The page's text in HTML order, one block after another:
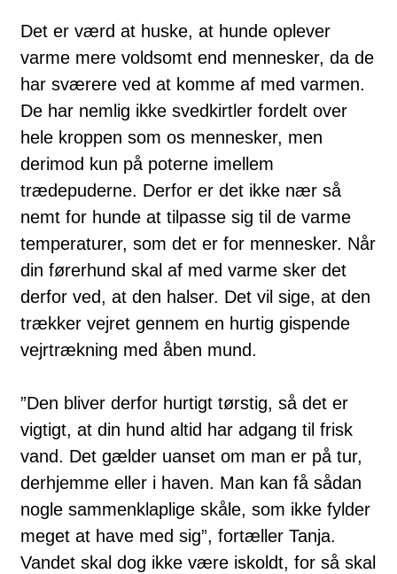
Det er værd at huske, at hunde oplever
varme mere voldsomt end mennesker, da de
har sværere ved at komme af med varmen.
De har nemlig ikke svedkirtler fordelt over
hele kroppen som os mennesker, men
derimod kun på poterne imellem
trædepuderne. Derfor er det ikke nær så
nemt for hunde at tilpasse sig til de varme
temperaturer, som det er for mennesker. Når
din førerhund skal af med varme sker det
derfor ved, at den halser. Det vil sige, at den
trækker vejret gennem en hurtig gispende
vejrtrækning med åben mund.
”Den bliver derfor hurtigt tørstig, så det er
vigtigt, at din hund altid har adgang til frisk
vand. Det gælder uanset om man er på tur,
derhjemme eller i haven. Man kan få sådan
nogle sammenklaplige skåle, som ikke fylder
meget at have med sig”, fortæller Tanja.
Vandet skal dog ikke være iskoldt, for så skal